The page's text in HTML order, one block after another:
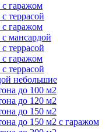
гаражом
террасой
гаражом
мансардой
террасой
гаражом
террасой
небольшие
до 100 м2
до 120 м2
до 150 м2
до 150 м2 с гаражом